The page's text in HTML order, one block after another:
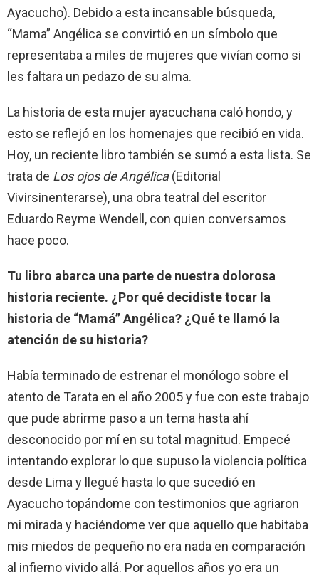
Ayacucho). Debido a esta incansable búsqueda,
“Mama” Angélica se convirtió en un símbolo que
representaba a miles de mujeres que vivían como si
les faltara un pedazo de su alma.
La historia de esta mujer ayacuchana caló hondo, y
esto se reflejó en los homenajes que recibió en vida.
Hoy, un reciente libro también se sumó a esta lista. Se
trata de Los ojos de Angélica(Editorial
Vivirsinenterarse), una obra teatral del escritor
Eduardo Reyme Wendell, con quien conversamos
hace poco.
Tu libro abarca una parte de nuestra dolorosa
historia reciente. ¿Por qué decidiste tocar la
historia de “Mamá” Angélica? ¿Qué te llamó la
atención de su historia?
Había terminado de estrenar el monólogo sobre el
atento de Tarata en el año 2005 y fue con este trabajo
que pude abrirme paso a un tema hasta ahí
desconocido por mí en su total magnitud. Empecé
intentando explorar lo que supuso la violencia política
desde Lima y llegué hasta lo que sucedió en
Ayacucho topándome con testimonios que agriaron
mi mirada y haciéndome ver que aquello que habitaba
mis miedos de pequeño no era nada en comparación
al infierno vivido allá. Por aquellos años yo era un